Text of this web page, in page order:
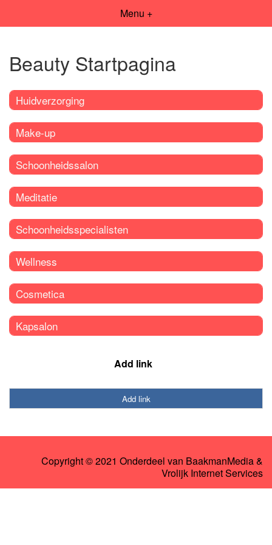
Menu +
Beauty Startpagina
Huidverzorging
Make-up
Schoonheidssalon
Meditatie
Schoonheidsspecialisten
Wellness
Cosmetica
Kapsalon
Add link
Add link
Copyright © 2021 Onderdeel van BaakmanMedia&
Vrolijk Internet Services